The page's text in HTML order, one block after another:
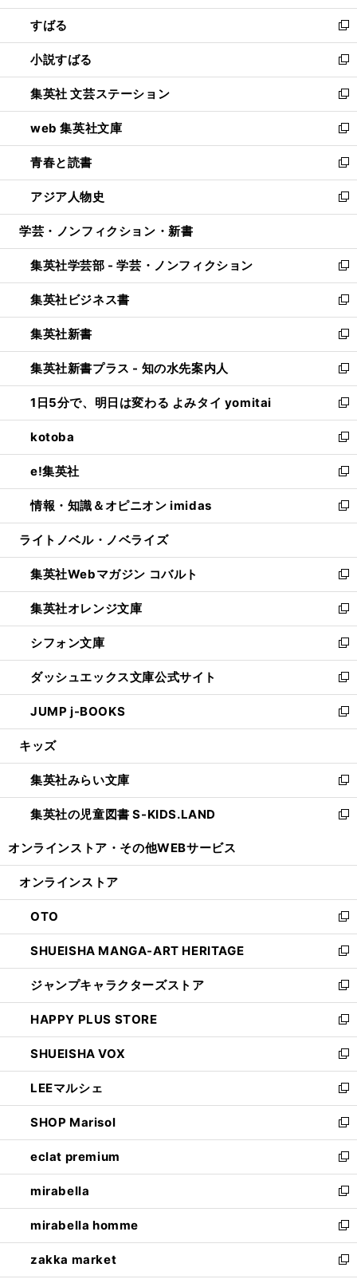
開
く
ウ
で
開
く
ン
ド
ウ
で
開
く
すばる
新
し
い
ウ
ィ
ン
ド
ウ
で
開
く
小説すばる
新
し
い
ウ
ィ
ン
ド
ウ
で
開
集英社 文芸ステーション
新
し
い
ウ
ィ
ン
ド
ウ
開
く
web 集英社文庫
新
し
い
ウ
ィ
ン
ウ
で
開
く
青春と読書
新
し
い
ウ
ン
ド
ウ
で
開
く
アジア人物史
新
し
ウ
ィ
ン
ド
ウ
で
開
く
学芸・ノンフィクション・新書
集英社学芸部 - 学芸・ノンフィクション
新
し
い
ウ
ィ
ン
ド
ウ
で
開
く
集英社ビジネス書
新
し
い
ウ
ィ
ン
ド
ウ
で
開
く
集英社新書
新
し
い
ウ
ィ
ン
ド
ウ
で
開
く
集英社新書プラス - 知の水先案内人
新
し
い
ウ
ィ
ン
ド
ウ
で
開
1日5分で、明日は変わる よみタイ yomitai
新
し
い
ウ
ィ
ン
ド
ウ
開
く
kotoba
新
し
い
ウ
ィ
ン
ウ
で
開
く
e!集英社
新
し
い
ウ
ン
ド
ウ
で
開
く
情報・知識＆オピニオン imidas
新
し
ウ
ィ
ン
ド
ウ
で
開
く
ライトノベル・ノベライズ
集英社Webマガジン コバルト
新
し
い
ウ
ィ
ン
ド
ウ
で
開
集英社オレンジ文庫
新
し
い
ウ
ィ
ン
ド
ウ
開
く
シフォン文庫
新
し
い
ウ
ィ
ン
ウ
で
開
く
ダッシュエックス文庫公式サイト
新
し
い
ウ
ン
ド
ウ
で
JUMP j-BOOKS
新
し
ウ
ィ
ン
ド
開
キッズ
集英社みらい文庫
新
し
い
ン
ウ
で
開
く
集英社の児童図書 S-KIDS.LAND
新
ウ
ン
ド
ウ
で
開
く
オンラインストア・ その他WEBサービス
オンラインストア
OTO
新
し
い
ウ
ィ
ン
ド
ウ
で
開
く
SHUEISHA MANGA-ART HERITAGE
新
し
い
ウ
ィ
ン
ド
ウ
で
開
く
ジャンプキャラクターズストア
新
し
い
ウ
ィ
ン
ド
ウ
で
開
く
HAPPY PLUS STORE
新
し
い
ウ
ィ
ン
ド
ウ
で
開
く
SHUEISHA VOX
新
し
い
ウ
ィ
ン
ド
ウ
で
開
く
LEEマルシェ
新
し
い
ウ
ィ
ン
ド
ウ
で
開
く
SHOP Marisol
新
し
い
ウ
ィ
ン
ド
ウ
で
開
eclat premium
新
し
い
ウ
ィ
ン
ド
ウ
mirabella
新
し
い
ウ
ィ
ン
mirabella homme
新
し
い
ウ
zakka market
新
し